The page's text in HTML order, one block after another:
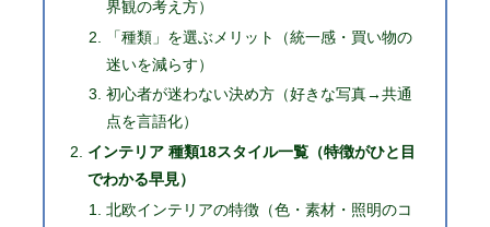
界観の考え方）
「種類」を選ぶメリット（統一感・買い物の
迷いを減らす）
初心者が迷わない決め方（好きな写真→共通
点を言語化）
インテリア 種類18スタイル一覧（特徴がひと目
でわかる早見）
北欧インテリアの特徴（色・素材・照明のコ